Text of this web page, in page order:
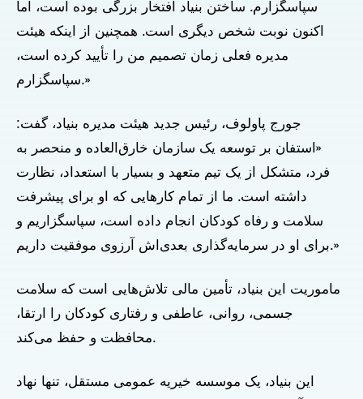
سپاسگزارم. ساختن بنیاد افتخار بزرگی بوده است، اما
اکنون نوبت شخص دیگری است. همچنین از اینکه هیئت
مدیره فعلی زمان تصمیم من را تأیید کرده است،
سپاسگزارم.»
جورج پاولوف، رئیس جدید هیئت مدیره بنیاد، گفت:
«استفان بر توسعه یک سازمان خارق‌العاده و منحصر به
فرد، متشکل از یک تیم متعهد و بسیار با استعداد، نظارت
داشته است. ما از تمام کارهایی که او برای پیشرفت
سلامت و رفاه کودکان انجام داده است، سپاسگزاریم و
برای او در سرمایه‌گذاری بعدی‌اش آرزوی موفقیت داریم.»
ماموریت این بنیاد، تأمین مالی تلاش‌هایی است که سلامت
جسمی، روانی، عاطفی و رفتاری کودکان را ارتقا،
محافظت و حفظ می‌کند.
این بنیاد، یک موسسه خیریه عمومی مستقل، تنها نهاد